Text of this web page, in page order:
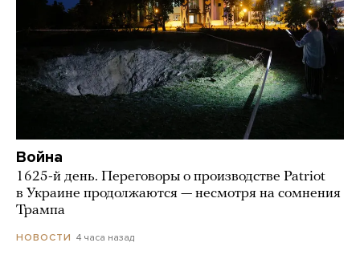
Война
1625-й день. Переговоры о производстве Patriot
в Украине продолжаются — несмотря на сомнения
Трампа
НОВОСТИ 4 часа назад